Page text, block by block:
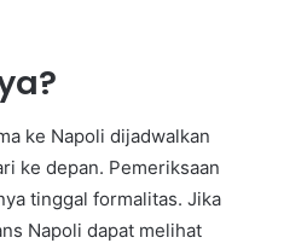
ke Napoli dijadwalkan
ke depan. Pemeriksaan
tinggal formalitas. Jika
Napoli dapat melihat